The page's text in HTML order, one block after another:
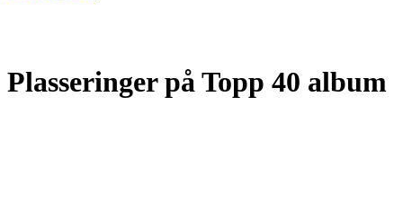
Plasseringer på Topp 40 album